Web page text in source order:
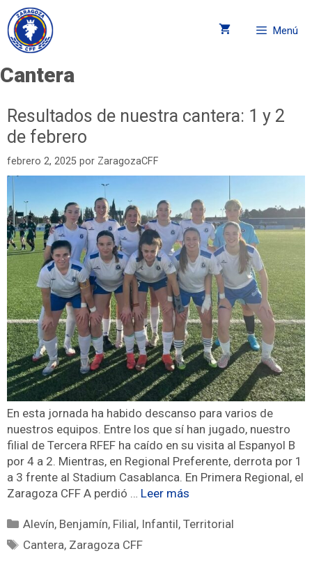
Menú
Cantera
Resultados de nuestra cantera: 1 y 2
de febrero
febrero 2, 2025 por ZaragozaCFF
En esta jornada ha habido descanso para varios de
nuestros equipos. Entre los que sí han jugado, nuestro
filial de Tercera RFEF ha caído en su visita al Espanyol B
por 4 a 2. Mientras, en Regional Preferente, derrota por 1
a 3 frente al Stadium Casablanca. En Primera Regional, el
Zaragoza CFF A perdió … Leer más
Alevín, Benjamín, Filial, Infantil,Territorial
Cantera, Zaragoza CFF